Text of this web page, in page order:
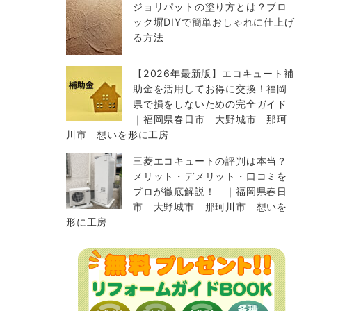
ジョリパットの塗り方とは？ブロ
ック塀DIYで簡単おしゃれに仕上げ
る方法
【2026年最新版】エコキュート補
助金を活用してお得に交換！福岡
県で損をしないための完全ガイド
｜福岡県春日市 大野城市 那珂
川市 想いを形に工房
三菱エコキュートの評判は本当？
メリット・デメリット・口コミを
プロが徹底解説！ ｜福岡県春日
市 大野城市 那珂川市 想いを
形に工房